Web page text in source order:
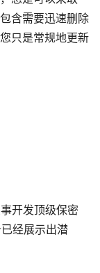
含需要迅速删除
只是常规地更新
开发顶级保密
经展示出潜